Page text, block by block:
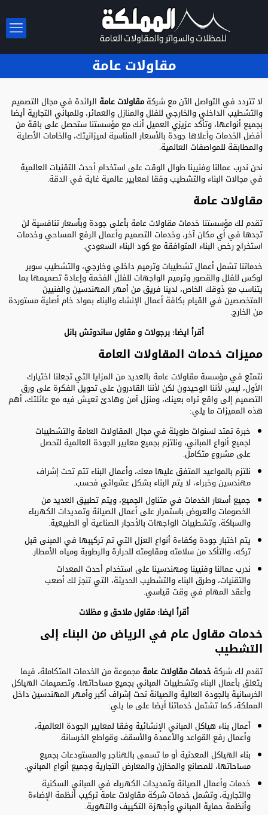
مقاولات عامة
لا تتردد في التواصل الآن مع شركةمقاولات عامة الرائدة في مجال التصميم
والتشطيب الداخلي والخارجي للفلل والمنازل والعمائر، وللمباني التجارية أيضا
بجميع أنواعها، وتأكد عزيزي العميل أنك مع مؤسستنا ستحصل على باقة من
أفضل الخدمات وأعلاها جودة بالأسعار المناسبة لميزانيتك، والخامات الأصلية
والمطابقة للمواصفات العالمية.
نحن ندرب عمالنا وفنيينا طوال الوقت على استخدام أحدث التقنيات العالمية
في مجالات البناء والتشطيب وفقا لمعايير عالمية غاية في الدقة.
مقاولات عامة
تقدم لك مؤسستنا خدمات مقاولات عامة بأعلى جودة وبأسعار تنافسية لن
تجدها في أي مكان آخر، وخدمات التصميم وأعمال الرفع المساحي وخدمات
استخراج رخص البناء المتوافقة مع كود البناء السعودي.
خدماتنا تشمل أعمال تشطيبات وترميم داخلي وخارجي، والتشطيب سوبر
لوكس للفلل والقصور وترميم الواجهات للفلل الفخمة وإعادة تصميمها بما
يتناسب مع ذوقك الخاص، لدينا فريق من أمهر المهندسين والفنيين
المتخصصين في القيام بكافة أعمال الإنشاء والبناء بمواد خام أصلية مستوردة
من الخارج.
أقرأ ايضا: برجولاتومقاول ساندوتش بانل
مميزات خدمات المقاولات العامة
نتمتع في مؤسسة مقاولات عامة بالعديد من المزايا التي تجعلنا اختيارك
الأول، ليس لأننا الوحيدون لكن لأننا القادرون على تحويل الفكرة على ورق
التصميم إلى واقع تراه بعينك، ومنزل آمن وهادئ تعيش فيه مع عائلتك، أهم
هذه المميزات ما يلي:
خبرة تمتد لسنوات طويلة في مجال المقاولات العامة والتشطيبات
لجميع أنواع المباني، ونلتزم بجميع معايير الجودة العالمية لتحصل
على مشروع متكامل.
نلتزم بالمواعيد المتفق عليها معك، وأعمال البناء تتم تحت إشراف
مهندسين وخبراء، لا يتم البناء بشكل عشوائي فحسب.
جميع أسعار الخدمات في متناول الجميع، ويتم تطبيق العديد من
الخصومات والعروض باستمرار على أعمال الصيانة وتمديدات الكهرباء
والسباكة، وتشطيبات الواجهات بالأحجار الصناعية أو الطبيعية.
يتم اختبار جودة وكفاءة أنواع العزل التي تم تركيبها في المبنى قبل
تركه، والتأكد من سلامته ومقاومته للحرارة والرطوبة ومياه الأمطار.
ندرب عمالنا وفنيينا ومهندسينا على استخدام أحدث المعدات
والتقنيات، وطرق البناء والتشطيب الحديثة، التي تنجز لك أصعب
وأعقد المهام في وقت قياسي.
أقرأ ايضا:مقاول ملاحقومظلات
خدمات مقاول عام في الرياض من البناء إلى
التشطيب
تقدم لك شركةخدمات مقاولات عامةمجموعة من الخدمات المتكاملة، فيما
يتعلق بأعمال البناء وتشطيبات المباني بجميع مساحاتها، وتصميمات الهياكل
الخرسانية بالجودة العالية والصيانة تحت إشراف أكبر وأمهر المهندسين داخل
المملكة، كما تشتمل خدماتنا أيضا على ما يلي:
أعمال بناء هياكل المباني الإنشائية وفقا لمعايير الجودة العالمية،
وأعمال رفع القواعد والأعمدة والأسقف وقواطع الخرسانة.
بناء الهياكل المعدنية أو ما تسمى بالهناجر والمستودعات بجميع
مساحاتها، للمصانع والمخازن والمعارض التجارية وجميع أنواع المباني.
خدمات وأعمال الصيانة وتمديدات الكهرباء في المباني السكنية
والتجارية، وتشمل خدمات شركة مقاولات عامة تركيب أنظمة الإضاءة
وأنظمة حماية المباني وأجهزة التكييف والتهوية.